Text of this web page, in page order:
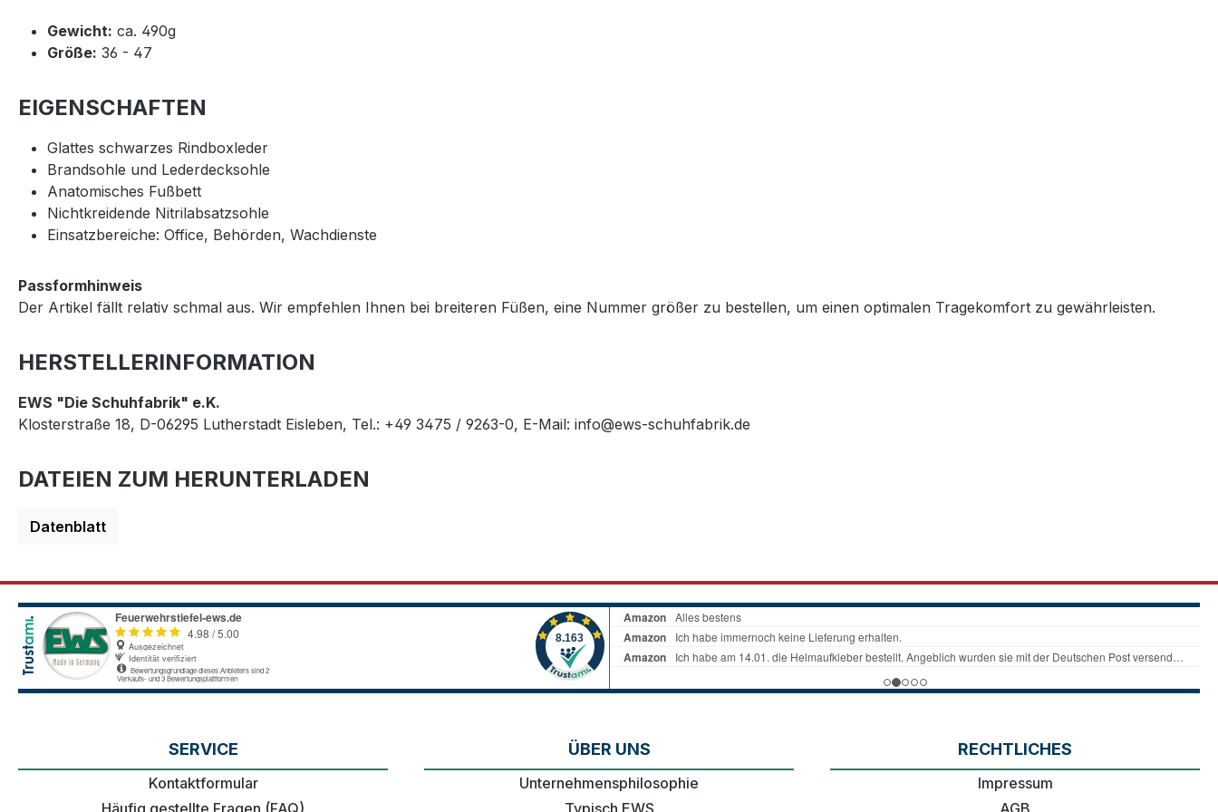
Gewicht: ca. 490g
Größe: 36 - 47
EIGENSCHAFTEN
Glattes schwarzes Rindboxleder
Brandsohle und Lederdecksohle
Anatomisches Fußbett
Nichtkreidende Nitrilabsatzsohle
Einsatzbereiche: Office, Behörden, Wachdienste
Passformhinweis
Der Artikel fällt relativ schmal aus. Wir empfehlen Ihnen bei breiteren Füßen, eine Nummer größer zu bestellen, um einen optimalen Tragekomfort zu gewährleisten.
HERSTELLERINFORMATION
EWS "Die Schuhfabrik" e.K.
Klosterstraße 18, D-06295 Lutherstadt Eisleben, Tel.: +49 3475 / 9263-0, E-Mail: info@ews-schuhfabrik.de
DATEIEN ZUM HERUNTERLADEN
Datenblatt
SERVICE
Kontaktformular
Häufig gestellte Fragen (FAQ)
ÜBER UNS
Unternehmensphilosophie
Typisch EWS
RECHTLICHES
Impressum
AGB